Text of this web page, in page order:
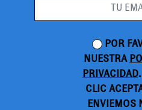
POR
NUESTRA
PRIVACIDAD
CLIC
ENVIEMOS